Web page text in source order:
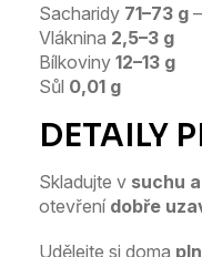
Sacharidy 71–73 g
Vláknina 2,5–3 g
Bílkoviny 12–13 g
Sůl 0,01 g
Skladujte v suchu
otevření dobře
Udělejte si doma